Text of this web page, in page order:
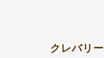
クレバリ